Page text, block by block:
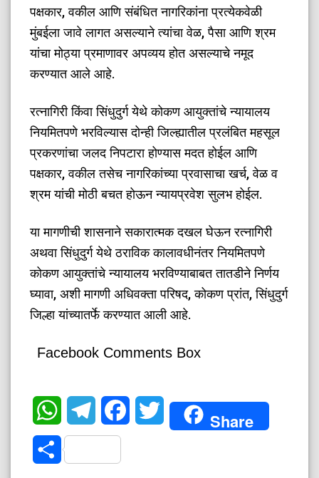
पक्षकार, वकील आणि संबंधित नागरिकांना प्रत्येकवेळी
मुंबईला जावे लागत असल्याने त्यांचा वेळ, पैसा आणि श्रम
यांचा मोठ्या प्रमाणावर अपव्यय होत असल्याचे नमूद
करण्यात आले आहे.
​रत्नागिरी किंवा सिंधुदुर्ग येथे कोकण आयुक्तांचे न्यायालय
नियमितपणे भरविल्यास दोन्ही जिल्ह्यातील प्रलंबित महसूल
प्रकरणांचा जलद निपटारा होण्यास मदत होईल आणि
पक्षकार, वकील तसेच नागरिकांच्या प्रवासाचा खर्च, वेळ व
श्रम यांची मोठी बचत होऊन न्यायप्रवेश सुलभ होईल.
​या मागणीची शासनाने सकारात्मक दखल घेऊन रत्नागिरी
अथवा सिंधुदुर्ग येथे ठराविक कालावधीनंतर नियमितपणे
कोकण आयुक्तांचे न्यायालय भरविण्याबाबत तातडीने निर्णय
घ्यावा, अशी मागणी अधिवक्ता परिषद, कोकण प्रांत, सिंधुदुर्ग
जिल्हा यांच्यातर्फे करण्यात आली आहे.
Facebook Comments Box
WhatsAppTelegramFacebookTwitter Share
Share